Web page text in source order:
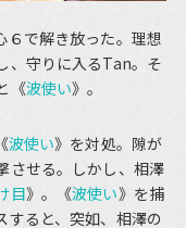
６で解き放った。理想
、守りに入るTan。そ
《波使い》。
波使い》を対処。隙が
させる。しかし、相澤
目》。《波使い》を捕
すると、突如、相澤の